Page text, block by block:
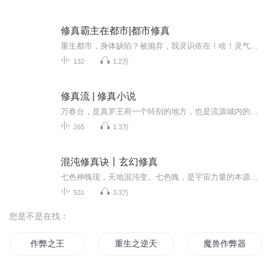
修真霸主在都市|都市修真
132 1.2万
修真流 | 修真小说
265 1.3万
混沌修真诀丨玄幻修真
531 3.3万
您是不是在找：
作弊之王 重生之逆天作弊器 魔兽作弊器